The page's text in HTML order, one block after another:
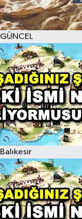
GÜNCEL
Balıkesir